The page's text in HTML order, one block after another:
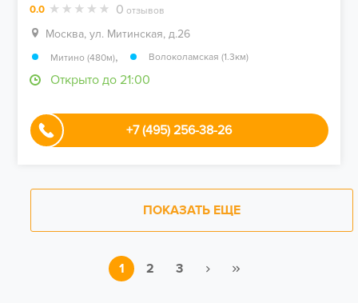
0.0 0 отзывов
Москва, ул. Митинская, д.26
Митино (480м), Волоколамская (1.3км)
Открыто до 21:00
+7 (495) 256-38-26
ПОКАЗАТЬ ЕЩЕ
1 2 3